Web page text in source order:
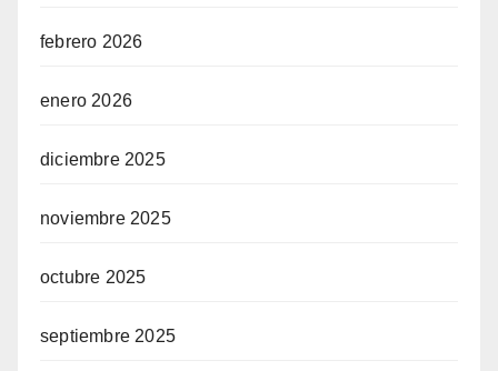
febrero 2026
enero 2026
diciembre 2025
noviembre 2025
octubre 2025
septiembre 2025